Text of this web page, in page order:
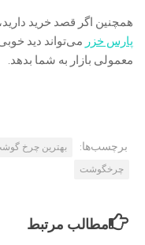
همچنین اگر قصد خرید
پارس خزر می‌تواند دید
معمولی بازار به شما بدهد.
برچسب‌ها: بهترین چرخ
چرخگوشت
مطالب مرتبط